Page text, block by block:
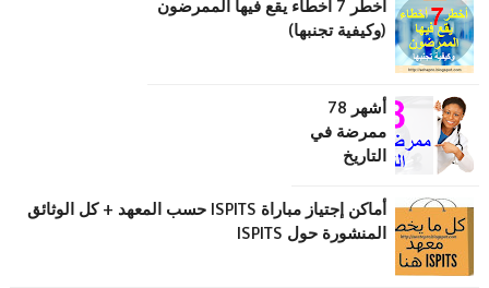
أخطر 7 أخطاء يقع فيها الممرضون
(وكيفية تجنبها)
أشهر 78
ممرضة في
التاريخ
أماكن إجتياز مباراة ISPITS حسب المعهد + كل الوثائق
المنشورة حول ISPITS